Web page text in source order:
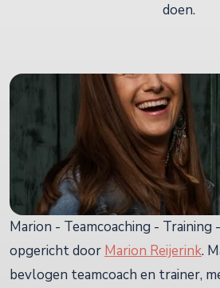
doen.
Marion - Teamcoaching - Training
opgericht door Marion Reijerink.
bevlogen teamcoach en trainer,